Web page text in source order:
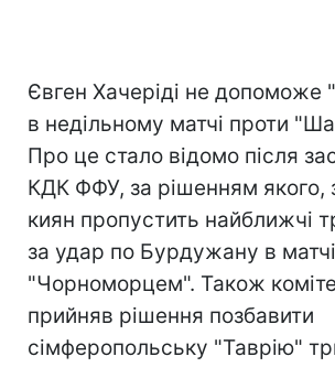
Євген Хачеріді не допоможе
в недільному матчі проти
Про це стало відомо після
КДК ФФУ, за рішенням якого,
киян пропустить найближчі
за удар по Бурдужану в
"Чорноморцем". Також
прийняв рішення позбавити
сімферопольську "Таврію"